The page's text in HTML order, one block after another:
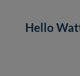
Hello